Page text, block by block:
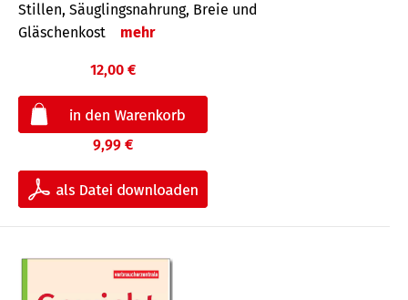
Stillen, Säuglingsnahrung, Breie und
Gläschenkost
mehr
12,00 €
9,99 €